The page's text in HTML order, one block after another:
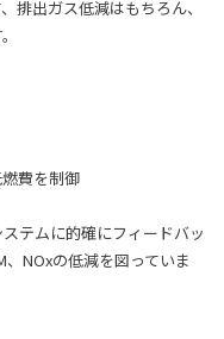
排出ガス低減はもちろん、
費を制御
テムに的確にフィードバッ
NOxの低減を図っていま